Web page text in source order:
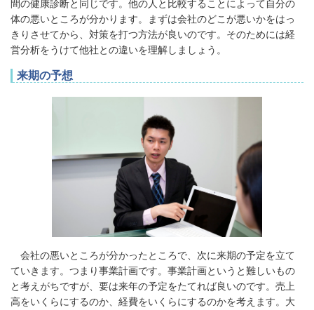
間の健康診断と同じです。他の人と比較することによって自分の
体の悪いところが分かります。まずは会社のどこが悪いかをはっ
きりさせてから、対策を打つ方法が良いのです。そのためには経
営分析をうけて他社との違いを理解しましょう。
来期の予想
会社の悪いところが分かったところで、次に来期の予定を立て
ていきます。つまり事業計画です。事業計画というと難しいもの
と考えがちですが、要は来年の予定をたてれば良いのです。売上
高をいくらにするのか、経費をいくらにするのかを考えます。大